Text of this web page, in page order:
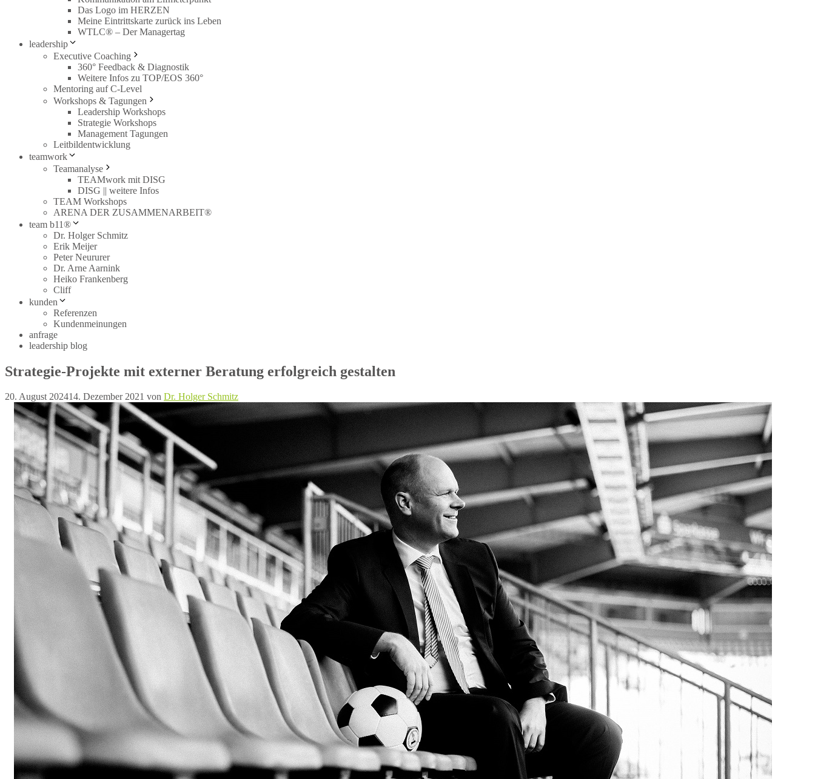
Das Logo im HERZEN
Meine Eintrittskarte zurück ins Leben
WTLC® – Der Managertag
leadership
Executive Coaching
360° Feedback & Diagnostik
Weitere Infos zu TOP/EOS 360°
Mentoring auf C-Level
Workshops & Tagungen
Leadership Workshops
Strategie Workshops
Management Tagungen
Leitbildentwicklung
teamwork
Teamanalyse
TEAMwork mit DISG
DISG || weitere Infos
TEAM Workshops
ARENA DER ZUSAMMENARBEIT®
team b11®
Dr. Holger Schmitz
Erik Meijer
Peter Neururer
Dr. Arne Aarnink
Heiko Frankenberg
Cliff
kunden
Referenzen
Kundenmeinungen
anfrage
leadership blog
Strategie-Projekte mit externer Beratung erfolgreich gestalten
20. August 202414. Dezember 2021 von Dr. Holger Schmitz